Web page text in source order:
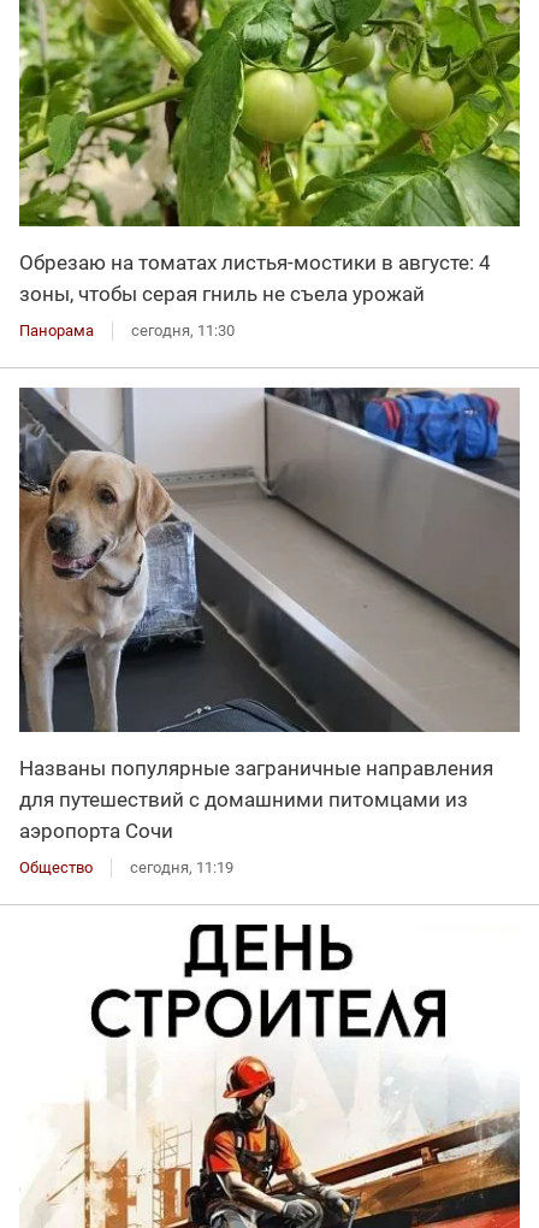
Обрезаю на томатах листья-мостики в августе: 4
зоны, чтобы серая гниль не съела урожай
Панорама сегодня, 11:30
Названы популярные заграничные направления
для путешествий с домашними питомцами из
аэропорта Сочи
Общество сегодня, 11:19